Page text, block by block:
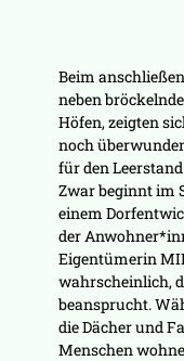
Beim
neben
Höfen, zeigten
noch
für den
Zwar beginnt im
einem
der
Eigentümerin
wahrscheinlich,
beansprucht.
die Dächer und
Menschen